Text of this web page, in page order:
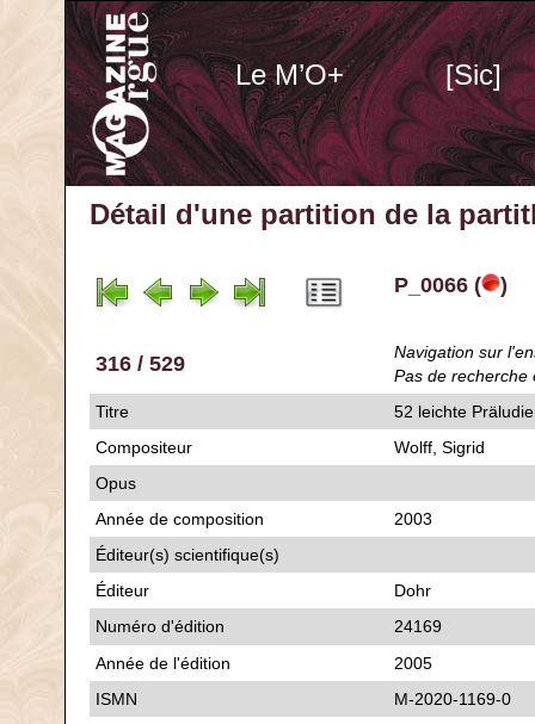
Le M’O+ [Sic]
Détail d'une partition de la
P_0066 ( )
316 / 529
Navigation sur
Pas de recherche
Titre
52 leichte
Compositeur
Wolff, Sigrid
Opus
Année de composition
2003
Éditeur(s) scientifique(s)
Éditeur
Dohr
Numéro d'édition
24169
Année de l'édition
2005
ISMN
M-2020-1169-0